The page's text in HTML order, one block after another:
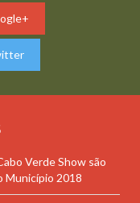
Verde Show são
Município 2018